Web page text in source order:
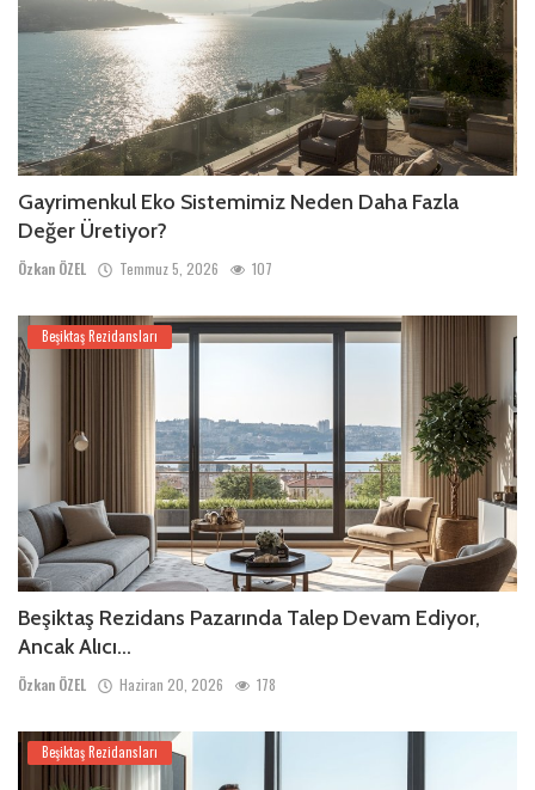
Gayrimenkul Eko Sistemimiz Neden Daha Fazla
Değer Üretiyor?
Özkan ÖZEL Temmuz 5, 2026 107
Beşiktaş Rezidansları
Beşiktaş Rezidans Pazarında Talep Devam Ediyor,
Ancak Alıcı...
Özkan ÖZEL Haziran 20, 2026 178
Beşiktaş Rezidansları